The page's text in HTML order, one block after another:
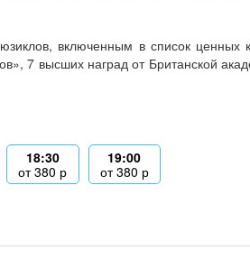
включенным в список ценных
7 высших наград от Британской
18:30
от380 р
19:00
от380 р